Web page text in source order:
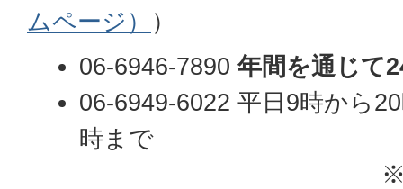
ムページ）
）
06-6946-7890年間を通じて
06-6949-6022 平日9時から
時
※いずれも祝